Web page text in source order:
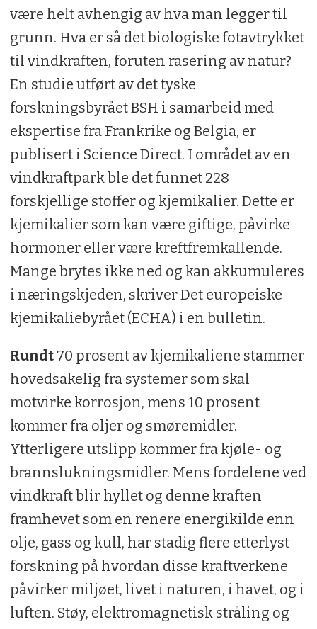
være helt avhengig av hva man legger til
grunn. Hva er så det biologiske fotavtrykket
til vindkraften, foruten rasering av natur?
En studie utført av det tyske
forskningsbyrået BSH i samarbeid med
ekspertise fra Frankrike og Belgia, er
publisert i Science Direct. I området av en
vindkraftpark ble det funnet 228
forskjellige stoffer og kjemikalier. Dette er
kjemikalier som kan være giftige, påvirke
hormoner eller være kreftfremkallende.
Mange brytes ikke ned og kan akkumuleres
i næringskjeden, skriver Det europeiske
kjemikaliebyrået (ECHA) i en bulletin.
Rundt 70 prosent av kjemikaliene stammer
hovedsakelig fra systemer som skal
motvirke korrosjon, mens 10 prosent
kommer fra oljer og smøremidler.
Ytterligere utslipp kommer fra kjøle- og
brannslukningsmidler. Mens fordelene ved
vindkraft blir hyllet og denne kraften
framhevet som en renere energikilde enn
olje, gass og kull, har stadig flere etterlyst
forskning på hvordan disse kraftverkene
påvirker miljøet, livet i naturen, i havet, og i
luften. Støy, elektromagnetisk stråling og